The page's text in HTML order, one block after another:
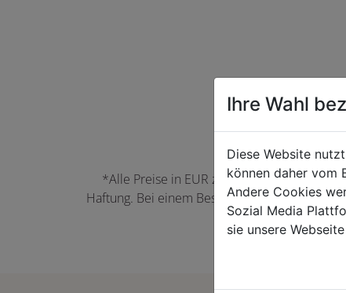
*Alle Preise in EUR zzgl. der jeweils
Haftung. Bei einem Bestellwert unter 50,00
können
Ihre Wahl
Diese Website
können daher vom
Andere Cookies
Sozial Media
sie unsere